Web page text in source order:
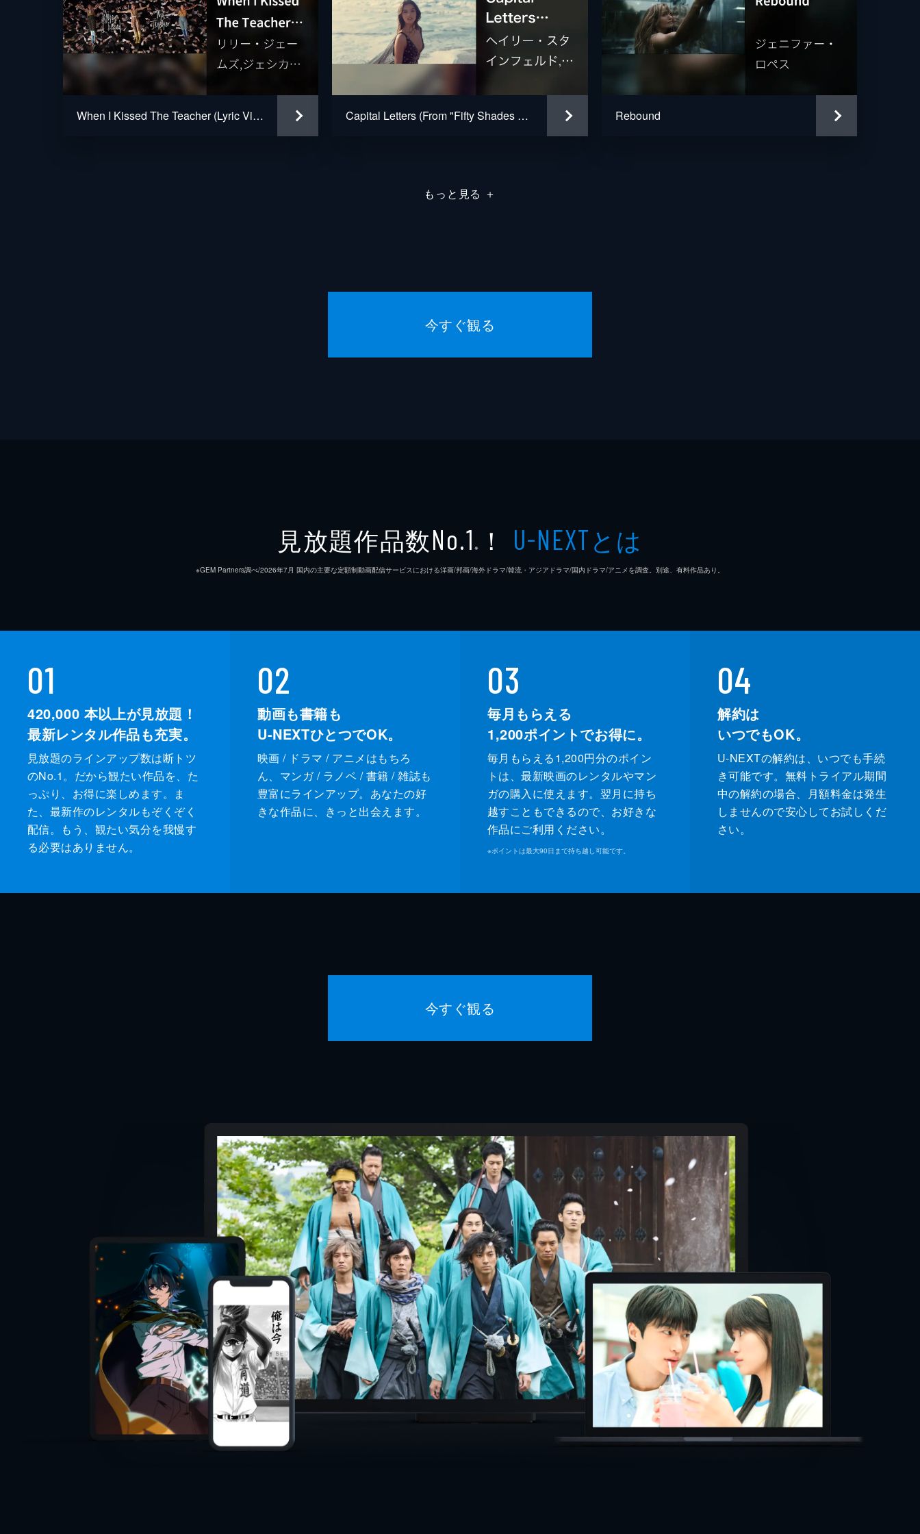
When I Kissed The Teacher (Lyric Video / From "Mamma Mia! Here We Go Again") Capital Letters (From "Fifty Shades Freed (Original Motion Picture Soundtrack)) Rebound
もっと見る ＋
今すぐ観る
見放題作品数No.1 ※ ！ U-NEXTとは
※GEM Partners調べ/2026年7⽉ 国内の主要な定額制動画配信サービスにおける洋画/邦画/海外ドラマ/韓流・アジアドラマ/国内ドラマ/アニメを調査。別途、有料作品あり。
01
420,000 本以上が見放題！
最新レンタル作品も充実。
見放題のラインアップ数は断トツ
のNo.1。だから観たい作品を、た
っぷり、お得に楽しめます。ま
た、最新作のレンタルもぞくぞく
配信。もう、観たい気分を我慢す
る必要はありません。
02
動画も書籍も
U-NEXTひとつでOK。
映画 / ドラマ / アニメはもちろ
ん、マンガ / ラノベ / 書籍 / 雑誌も
豊富にラインアップ。あなたの好
きな作品に、きっと出会えます。
03
毎月もらえる
1,200ポイントでお得に。
毎月もらえる1,200円分のポイン
トは、最新映画のレンタルやマン
ガの購入に使えます。翌月に持ち
越すこともできるので、お好きな
作品にご利用ください。
※ポイントは最大90日まで持ち越し可能です。
04
解約は
いつでもOK。
U-NEXTの解約は、いつでも手続
き可能です。無料トライアル期間
中の解約の場合、月額料金は発生
しませんので安心してお試しくだ
さい。
今すぐ観る